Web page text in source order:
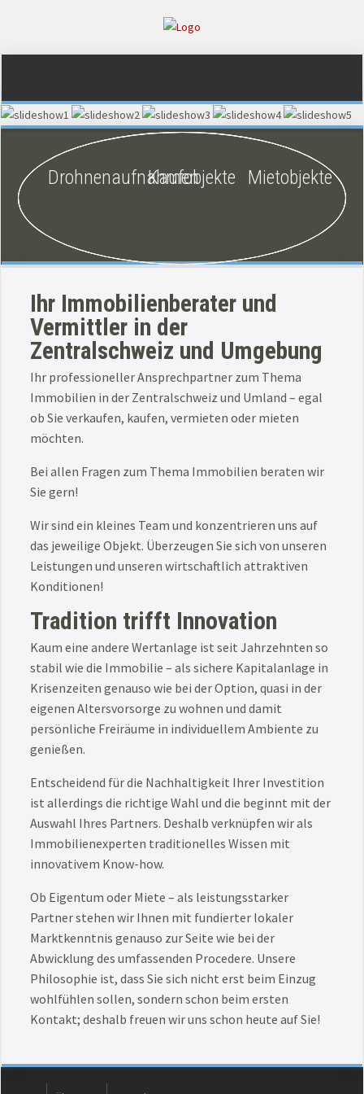
Drohnenaufnahmen
Kaufobjekte Mietobjekte
Ihr Immobilienberater und
Vermittler in der
Zentralschweiz und Umgebung
Ihr professioneller Ansprechpartner zum Thema
Immobilien in der Zentralschweiz und Umland – egal
ob Sie verkaufen, kaufen, vermieten oder mieten
möchten.
Bei allen Fragen zum Thema Immobilien beraten wir
Sie gern!
Wir sind ein kleines Team und konzentrieren uns auf
das jeweilige Objekt. Überzeugen Sie sich von unseren
Leistungen und unseren wirtschaftlich attraktiven
Konditionen!
Tradition trifft Innovation
Kaum eine andere Wertanlage ist seit Jahrzehnten so
stabil wie die Immobilie – als sichere Kapitalanlage in
Krisenzeiten genauso wie bei der Option, quasi in der
eigenen Altersvorsorge zu wohnen und damit
persönliche Freiräume in individuellem Ambiente zu
genießen.
Entscheidend für die Nachhaltigkeit Ihrer Investition
ist allerdings die richtige Wahl und die beginnt mit der
Auswahl Ihres Partners. Deshalb verknüpfen wir als
Immobilienexperten traditionelles Wissen mit
innovativem Know-how.
Ob Eigentum oder Miete – als leistungsstarker
Partner stehen wir Ihnen mit fundierter lokaler
Marktkenntnis genauso zur Seite wie bei der
Abwicklung des umfassenden Procedere. Unsere
Philosophie ist, dass Sie sich nicht erst beim Einzug
wohlfühlen sollen, sondern schon beim ersten
Kontakt; deshalb freuen wir uns schon heute auf Sie!